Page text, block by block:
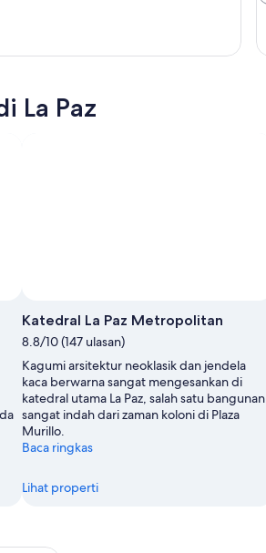
La Paz
Katedral La Paz Metropolitan
8.8/10 (147 ulasan)
Kagumi arsitektur neoklasik dan jendela
kaca berwarna sangat mengesankan di
katedral utama La Paz, salah satu bangunan
sangat indah dari zaman koloni di Plaza
Murillo.
Baca ringkas
Lihat properti